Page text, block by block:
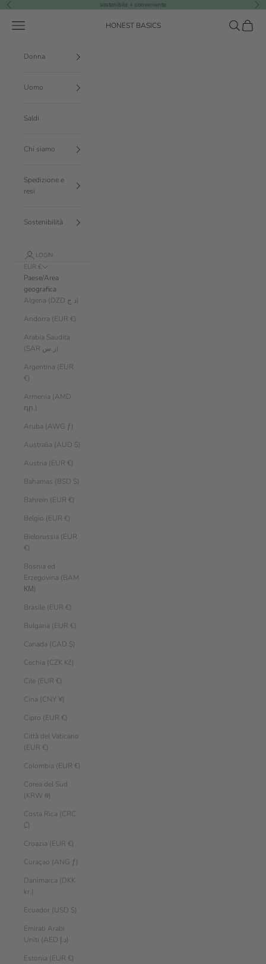
Vai al contenuto
Precedente sostenibile + conveniente
HONEST BASICS
Menù CercaCarrello
Donna
Uomo
Saldi
Chi siamo
Spedizione e
resi
Sostenibilità
LOGIN
EUR €
Paese/Area
geografica
Algeria (DZD د.ج)
Andorra (EUR €)
Arabia Saudita
(SAR ر.س)
Argentina (EUR
€)
Armenia (AMD
դր.)
Aruba (AWG ƒ)
Australia (AUD $)
Austria (EUR €)
Bahamas (BSD $)
Bahrein (EUR €)
Belgio (EUR €)
Bielorussia (EUR
€)
Bosnia ed
Erzegovina (BAM
КМ)
Brasile (EUR €)
Bulgaria (EUR €)
Canada (CAD $)
Cechia (CZK Kč)
Cile (EUR €)
Cina (CNY ¥)
Cipro (EUR €)
Città del Vaticano
(EUR €)
Colombia (EUR €)
Corea del Sud
(KRW ₩)
Costa Rica (CRC
₡)
Croazia (EUR €)
Curaçao (ANG ƒ)
Danimarca (DKK
kr.)
Ecuador (USD $)
Emirati Arabi
Uniti (AED د.إ)
Estonia (EUR €)